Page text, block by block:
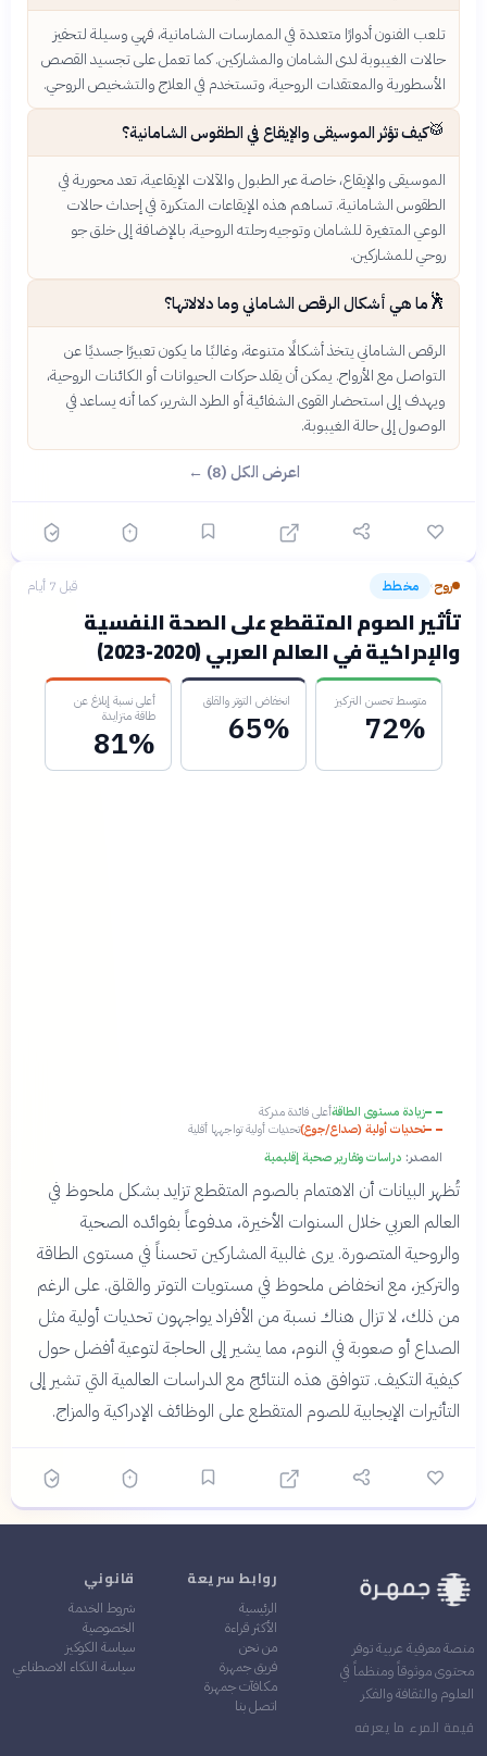
تلعب الفنون أدوارًا متعددة في الممارسات الشامانية، فهي وسيلة لتحفيز
حالات الغيبوبة لدى الشامان والمشاركين. كما تعمل على تجسيد القصص
الأسطورية والمعتقدات الروحية، وتستخدم في العلاج والتشخيص الروحي.
🥁كيف تؤثر الموسيقى والإيقاع في الطقوس الشامانية؟
الموسيقى والإيقاع، خاصة عبر الطبول والآلات الإيقاعية، تعد محورية في
الطقوس الشامانية. تساهم هذه الإيقاعات المتكررة في إحداث حالات
الوعي المتغيرة للشامان وتوجيه رحلته الروحية، بالإضافة إلى خلق جو
روحي للمشاركين.
🕺ما هي أشكال الرقص الشاماني وما دلالاتها؟
الرقص الشاماني يتخذ أشكالًا متنوعة، وغالبًا ما يكون تعبيرًا جسديًا عن
التواصل مع الأرواح. يمكن أن يقلد حركات الحيوانات أو الكائنات الروحية،
ويهدف إلى استحضار القوى الشفائية أو الطرد الشرير، كما أنه يساعد في
الوصول إلى حالة الغيبوبة.
اعرض الكل (8) ←
روح› مخطط قبل 7 أيام
تأثير الصوم المتقطع على الصحة النفسية
والإدراكية في العالم العربي (2020-2023)
متوسط تحسن التركيز
72%
انخفاض التوتر والقلق
65%
أعلى نسبة إبلاغ عن
طاقة متزايدة
81%
زيادة مستوى الطاقةأعلى فائدة مدركة
تحديات أولية (صداع/جوع)تحديات أولية تواجهها أقلية
المصدر: دراسات وتقارير صحية إقليمية
تُظهر البيانات أن الاهتمام بالصوم المتقطع تزايد بشكل ملحوظ في
العالم العربي خلال السنوات الأخيرة، مدفوعاً بفوائده الصحية
والروحية المتصورة. يرى غالبية المشاركين تحسناً في مستوى الطاقة
والتركيز، مع انخفاض ملحوظ في مستويات التوتر والقلق. على الرغم
من ذلك، لا تزال هناك نسبة من الأفراد يواجهون تحديات أولية مثل
الصداع أو صعوبة في النوم، مما يشير إلى الحاجة لتوعية أفضل حول
كيفية التكيف. تتوافق هذه النتائج مع الدراسات العالمية التي تشير إلى
التأثيرات الإيجابية للصوم المتقطع على الوظائف الإدراكية والمزاج.
منصة معرفية عربية توفر
محتوى موثوقاً ومنظماً في
العلوم والثقافة والفكر
قيمة المرء ما يعرفه
روابط سريعة
الرئيسية
الأكثر قراءة
من نحن
فريق جمهرة
مكافآت جمهرة
اتصل بنا
قانوني
شروط الخدمة
الخصوصية
سياسة الكوكيز
سياسة الذكاء الاصطناعي